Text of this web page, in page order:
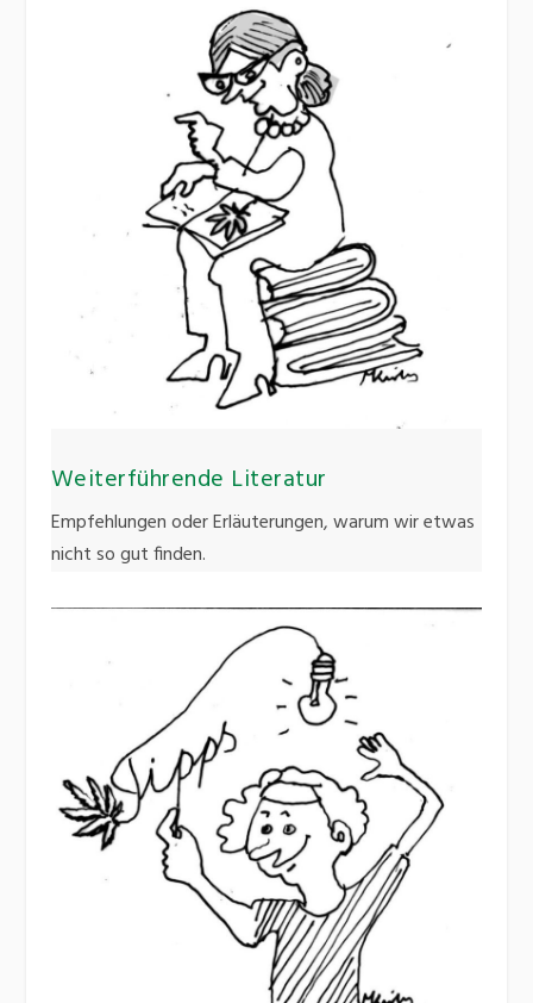
Weiterführende Literatur
Empfehlungen oder Erläuterungen, warum wir etwas
nicht so gut finden.